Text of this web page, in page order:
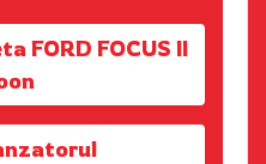
FORD FOCUS II